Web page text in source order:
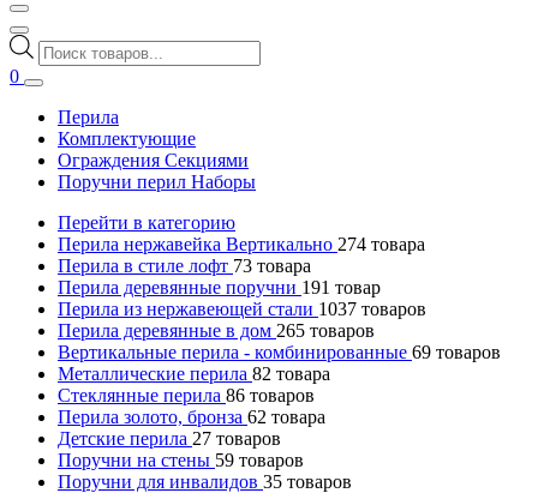
Поиск
товаров
0
Перила
Комплектующие
Ограждения Секциями
Поручни перил Наборы
Перейти в категорию
Перила нержавейка Вертикально 274 товара
Перила в стиле лофт 73 товара
Перила деревянные поручни 191 товар
Перила из нержавеющей стали 1037 товаров
Перила деревянные в дом 265 товаров
Вертикальные перила - комбинированные 69 товаров
Металлические перила 82 товара
Стеклянные перила 86 товаров
Перила золото, бронза 62 товара
Детские перила 27 товаров
Поручни на стены 59 товаров
Поручни для инвалидов 35 товаров